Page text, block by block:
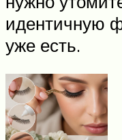
идентичную
уже есть.